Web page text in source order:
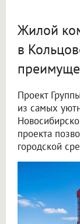
Жилой
в
Проект
из самых
проекта
городской